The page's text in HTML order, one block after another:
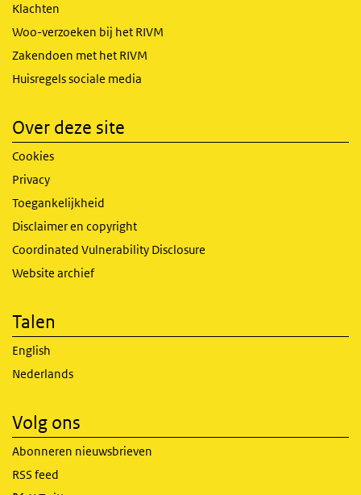
Klachten
Woo-verzoeken bij het RIVM
Zakendoen met het RIVM
Huisregels sociale media
Over deze site
Cookies
Privacy
Toegankelijkheid
Disclaimer en copyright
Coordinated Vulnerability Disclosure
Website archief
Talen
English
Nederlands
Volg ons
Abonneren nieuwsbrieven
RSS feed